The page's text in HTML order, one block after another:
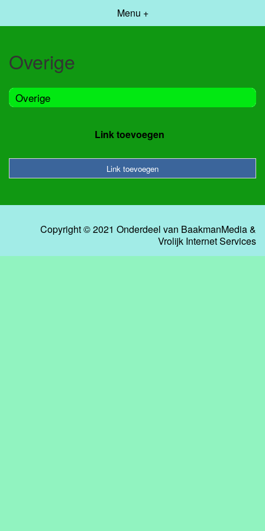
Menu +
Overige
Overige
Link toevoegen
Link toevoegen
Copyright © 2021 Onderdeel van BaakmanMedia&
Vrolijk Internet Services